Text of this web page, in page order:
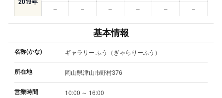
–
– – – – –
基本情報
名称(かな) ギャラリー ふう（ぎゃらりーふう）
所在地 岡山県津山市野村376
営業時間
10:00 ～ 16:00